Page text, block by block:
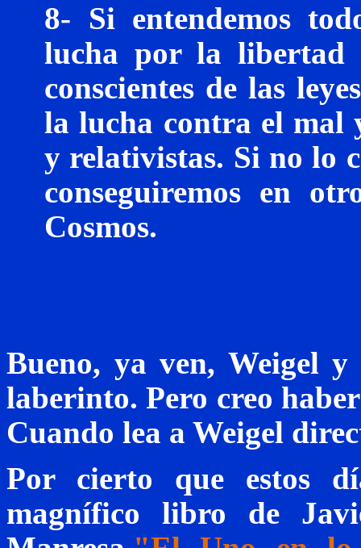
8- Si entendemos
lucha por la libertad
conscientes de las
la lucha contra el mal
y relativistas. Si no lo
conseguiremos en
Cosmos.
Bueno, ya ven, Weigel y
laberinto. Pero creo
Cuando lea a Weigel
Por cierto que estos
magnífico libro de